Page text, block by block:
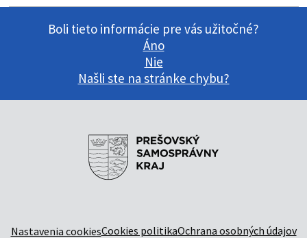
Boli tieto informácie pre vás užitočné?
Áno
Nie
Našli ste na stránke chybu?
Nastavenia cookiesCookies politikaOchrana osobných údajov